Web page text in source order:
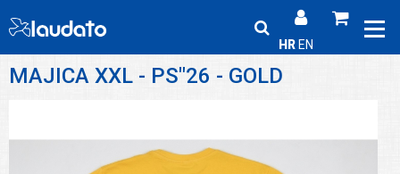
HR EN
MAJICA XXL - PS"26 - GOLD